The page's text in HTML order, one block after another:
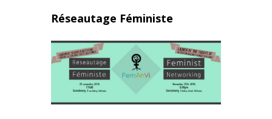
Réseautage Féministe